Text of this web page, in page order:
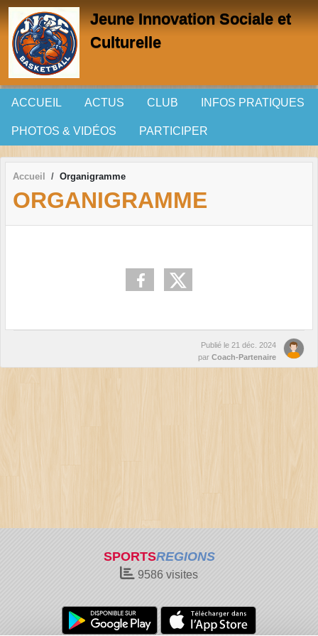
Jeune Innovation Sociale et
Culturelle
ACCUEIL ACTUS CLUB INFOS PRATIQUES
PHOTOS & VIDÉOS PARTICIPER
Accueil Organigramme
ORGANIGRAMME
Publié le 21 déc. 2024
par Coach-Partenaire
SPORTSREGIONS
9586 visites
Panneau de gestion des cookies